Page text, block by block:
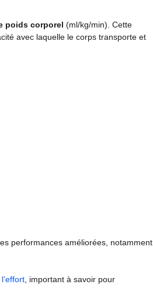
poids corporel (ml/kg/min). Cette
avec laquelle le corps transporte et
performances améliorées, notamment
, important à savoir pour